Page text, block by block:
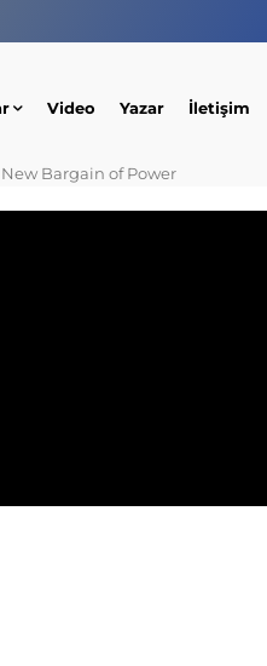
Video Yazar İletişim
Bargain of Power